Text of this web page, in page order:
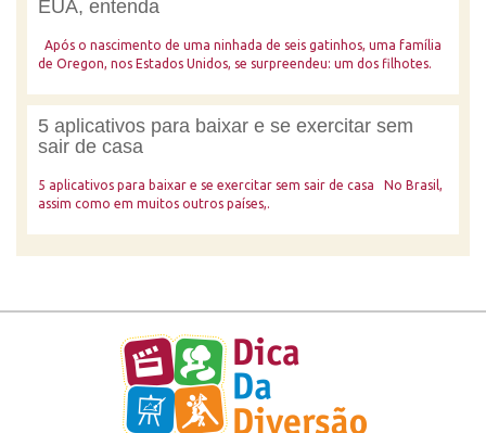
EUA, entenda
Após o nascimento de uma ninhada de seis gatinhos, uma família
de Oregon, nos Estados Unidos, se surpreendeu: um dos filhotes.
5 aplicativos para baixar e se exercitar sem
sair de casa
5 aplicativos para baixar e se exercitar sem sair de casa No Brasil,
assim como em muitos outros países,.